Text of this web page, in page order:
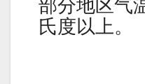
部分地区气
氏度以上。